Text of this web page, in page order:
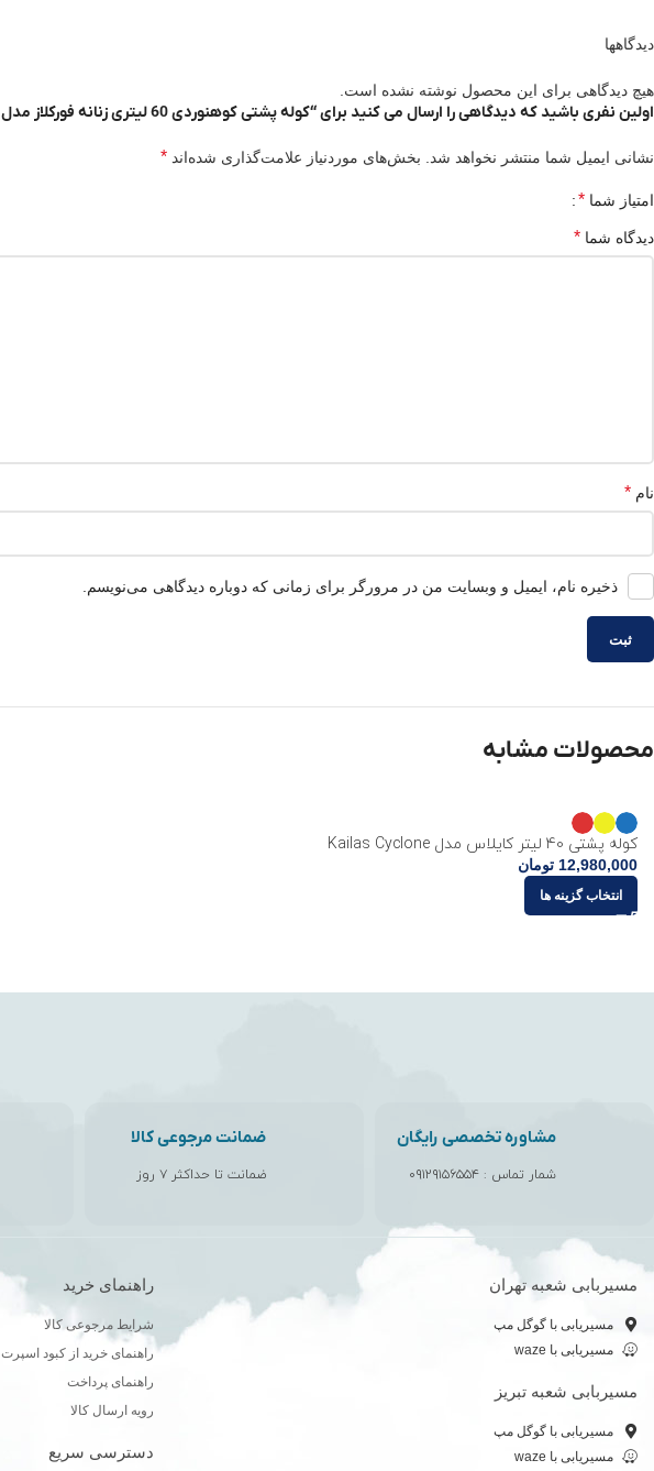
دیدگاهها
هیچ دیدگاهی برای این محصول نوشته نشده است.
اولین نفری باشید که دیدگاهی را ارسال می کنید برای “کوله پشتی کوهنوردی 60 لیتری زنانه فورکلاز مدل Mt 100 easy-fit”
نشانی ایمیل شما منتشر نخواهد شد. بخش‌های موردنیاز علامت‌گذاری شده‌اند *
امتیاز شما *
دیدگاه شما *
نام *
ذخیره نام، ایمیل و وبسایت من در مرورگر برای زمانی که دوباره دیدگاهی می‌نویسم.
محصولات مشابه
کوله پشتی 40 لیتر کایلاس مدل Kailas Cyclone
12,980,000 تومان
انتخاب گزینه ها
مشاوره تخصصی رایگان
شمار تماس : ۰۹۱۲۹۱۵۶۵۵۴
ضمانت مرجوعی کالا
ضمانت تا حداکثر ۷ روز
مسیربابی شعبه تهران
مسیریابی با گوگل مپ
مسیریابی با waze
مسیربابی شعبه تبریز
مسیریابی با گوگل مپ
مسیریابی با waze
راهنمای خرید
شرایط مرجوعی کالا
راهنمای خرید از کبود اسپرت
راهنمای پرداخت
رویه ارسال کالا
دسترسی سریع